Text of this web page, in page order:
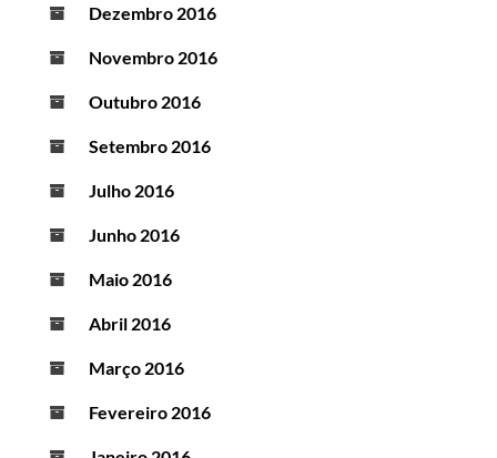
Dezembro 2016
Novembro 2016
Outubro 2016
Setembro 2016
Julho 2016
Junho 2016
Maio 2016
Abril 2016
Março 2016
Fevereiro 2016